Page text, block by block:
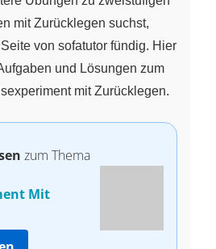
mit Zurücklegen suchst,
von sofatutor fündig. Hier
und Lösungen zum
mit Zurücklegen.
zum Thema
Mit